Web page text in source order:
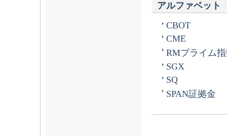
アルファベット
CBOT
CME
RMプライム
SGX
SQ
SPAN証拠金